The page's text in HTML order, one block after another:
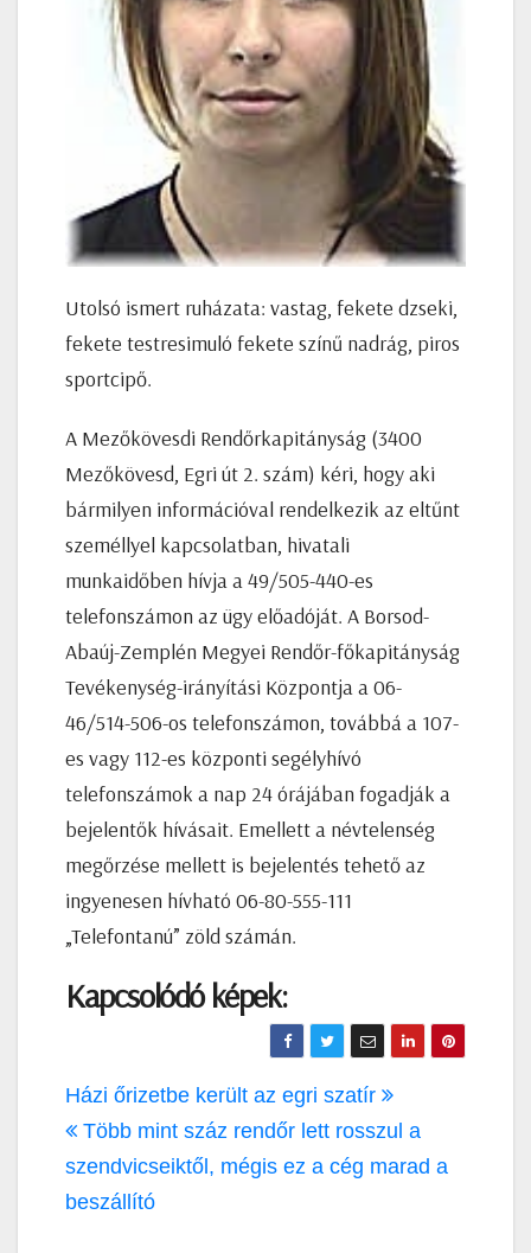
Utolsó ismert ruházata: vastag, fekete dzseki,
fekete testresimuló fekete színű nadrág, piros
sportcipő.
A Mezőkövesdi Rendőrkapitányság (3400
Mezőkövesd, Egri út 2. szám) kéri, hogy aki
bármilyen információval rendelkezik az eltűnt
személlyel kapcsolatban, hivatali
munkaidőben hívja a 49/505-440-es
telefonszámon az ügy előadóját. A Borsod-
Abaúj-Zemplén Megyei Rendőr-főkapitányság
Tevékenység-irányítási Központja a 06-
46/514-506-os telefonszámon, továbbá a 107-
es vagy 112-es központi segélyhívó
telefonszámok a nap 24 órájában fogadják a
bejelentők hívásait. Emellett a névtelenség
megőrzése mellett is bejelentés tehető az
ingyenesen hívható 06-80-555-111
„Telefontanú” zöld számán.
Kapcsolódó képek:
Bejegyzés
navigáció
Házi őrizetbe került az egri szatír
Több mint száz rendőr lett rosszul a
szendvicseiktől, mégis ez a cég marad a
beszállító